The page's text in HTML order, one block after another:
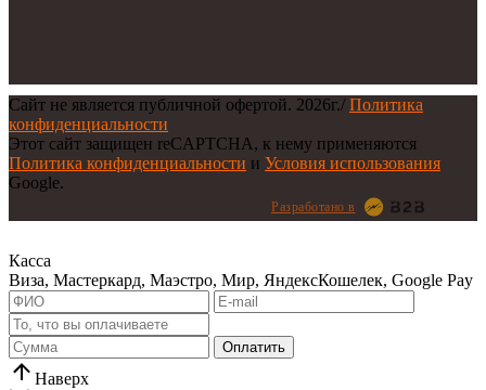
Сайт не является публичной офертой. 2026г./ Политика
конфиденциальности
Этот сайт защищен reCAPTCHA, к нему применяются
Политика конфиденциальности и Условия использования
Google.
Разработано в
Касса
Виза, Мастеркард, Маэстро, Мир, ЯндексКошелек, Google Pay
Оплатить
Наверх